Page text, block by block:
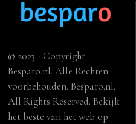
© 2023 - Copyright.
Besparo.nl. Alle Rechten
voorbehouden. Besparo.nl.
All Rights Reserved. Bekijk
het beste van het web op